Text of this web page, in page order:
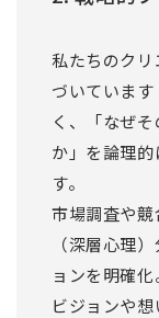
私たちのク
づいていま
く、「なぜ
か」を論理
す。
市場調査や
（深層心理
ョンを明確
ビジョンや